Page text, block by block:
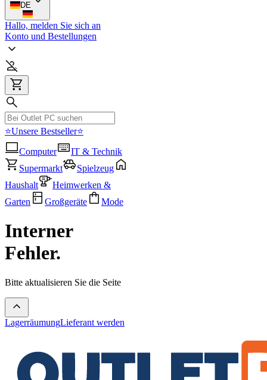
DE
Hallo, melden Sie sich an
Konto und Bestellungen
⭐Unsere Bestseller⭐
Computer
IT & Technik
Supermarkt
Spielzeug
Haushalt
Heimwerken &
Garten
Großgeräte Mode
Interner
Fehler.
Bitte aktualisieren Sie die Seite
LagerräumungLieferant werden